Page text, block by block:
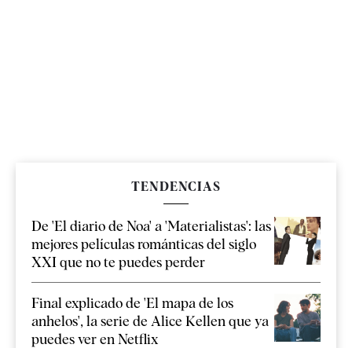
TENDENCIAS
De 'El diario de Noa' a 'Materialistas': las
mejores películas románticas del siglo
XXI que no te puedes perder
Final explicado de 'El mapa de los
anhelos', la serie de Alice Kellen que ya
puedes ver en Netflix